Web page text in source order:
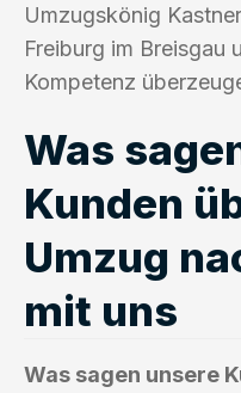
Umzugskönig
Freiburg im Breisgau
Kompetenz
Was
Kunden
Umzug
mit uns
Was sagen unsere